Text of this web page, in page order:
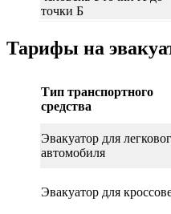
точки Б
Тарифы на
Тип транспортного
средства
Эвакуатор для
автомобиля
Эвакуатор для